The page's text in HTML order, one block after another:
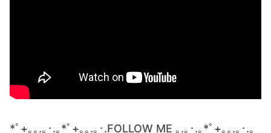
*ﾟ+｡｡.｡･.｡*ﾟ+｡｡.｡･.FOLLOW ME ｡.｡･.｡*ﾟ+｡｡.｡･.｡